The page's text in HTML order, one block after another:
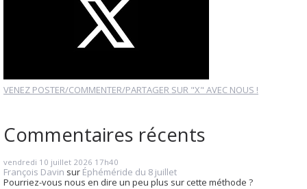
VENEZ POSTER/COMMENTER/PARTAGER SUR "X" AVEC NOUS !
Commentaires récents
vendredi 10 juillet 2026 17h40
François Davin sur Éphéméride du 8 juillet
Pourriez-vous nous en dire un peu plus sur cette méthode ?